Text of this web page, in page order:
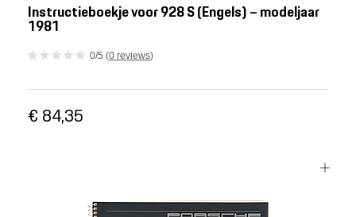
Nieuw
Instructieboekje voor 928 S (Engels) – modeljaar
1981
0/5 (0 reviews)
€ 84,35